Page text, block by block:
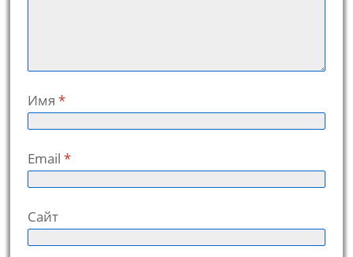
Имя *
Email *
Сайт